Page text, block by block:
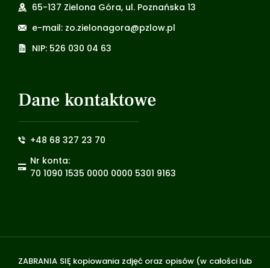
65-137 Zielona Góra, ul. Poznańska 13
e-mail: zo.zielonagora@pzlow.pl
NIP: 526 030 04 63
Dane kontaktowe
+48 68 327 23 70
Nr konta:
70 1090 1535 0000 0000 5301 9163
ZABRANIA SIĘ kopiowania zdjęć oraz opisów (w całości lub